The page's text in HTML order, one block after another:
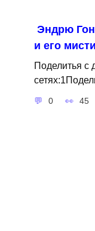
Эндрю
и его
Поделитья с
0 45